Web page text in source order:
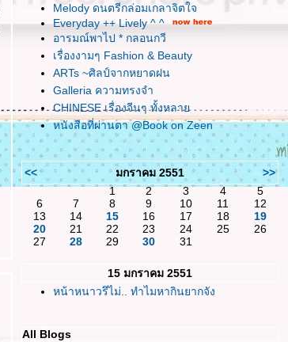
Melody ดนตรีกล่อมเกลาจิตใจ
Everyday ++ Lively ^ ^
อารมณ์พาไป * กลอนกวี
เรื่องงามๆ Fashion & Beauty
ARTs ~ศิลป์จากหยาดฝน
Galleria ความทรงจำ
CHINESE เรื่องจีนๆ ทั้งหลา
หนังสือที่ผ่านตา @Book on Zeen
<< มกราคม 2551
>>
1
2 3 4
5
6
7 8 9 10 11
12
13
14 15 16 17 18
19
20
21 22 23 24 25
26
27
28 29 30 31
15 มกราคม 2551
หน้าหนาวรึไม่.. ทำไมหากินยากจัง
All Blogs